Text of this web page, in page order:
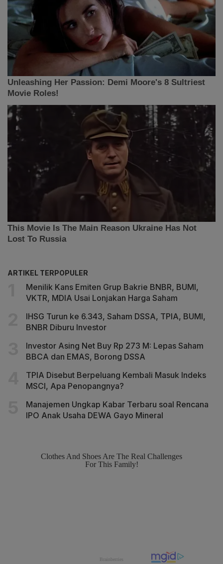
ARTIKEL TERPOPULER
Menilik Kans Emiten Grup Bakrie BNBR, BUMI,
VKTR, MDIA Usai Lonjakan Harga Saham
IHSG Turun ke 6.343, Saham DSSA, TPIA, BUMI,
BNBR Diburu Investor
Investor Asing Net Buy Rp 273 M: Lepas Saham
BBCA dan EMAS, Borong DSSA
TPIA Disebut Berpeluang Kembali Masuk Indeks
MSCI, Apa Penopangnya?
Manajemen Ungkap Kabar Terbaru soal Rencana
IPO Anak Usaha DEWA Gayo Mineral